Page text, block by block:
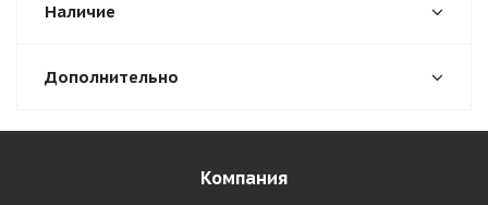
Наличие
Дополнительно
Компания